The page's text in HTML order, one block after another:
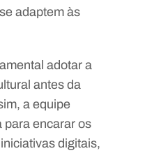
adaptem às
adotar a
antes da
a equipe
para encarar os
digitais,